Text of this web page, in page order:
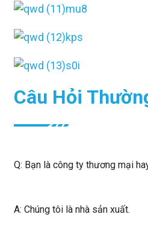
Câu Hỏi
Q: Bạn là công ty thương mại
A: Chúng tôi là nhà sản xuất.